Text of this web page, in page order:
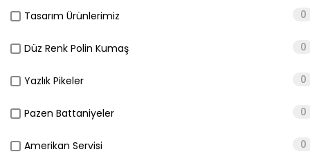
Tasarım Ürünlerimiz 0
Düz Renk Polin Kumaş 0
Yazlık Pikeler 0
Pazen Battaniyeler 0
Amerikan Servisi 0